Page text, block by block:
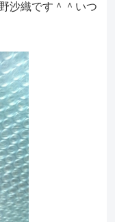
沙織です＾＾いつ